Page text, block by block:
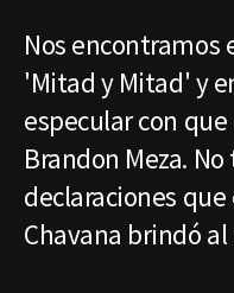
Nos encontramos
'Mitad y Mitad' y
especular con
Brandon Meza.
declaraciones
Chavana brindó